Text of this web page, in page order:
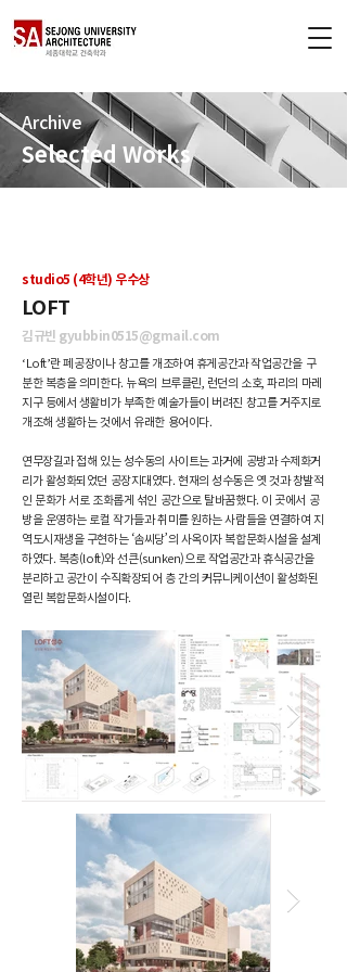
Archive
Selected Works
studio5 (4학년) 우수상
LOFT
김규빈 gyubbin0515@gmail.com
‘Loft’란 폐공장이나 창고를 개조하여 휴게공간과 작업공간을 구
분한 복층을 의미한다. 뉴욕의 브루클린, 런던의 소호, 파리의 마레
지구 등에서 생활비가 부족한 예술가들이 버려진 창고를 거주지로
개조해 생활하는 것에서 유래한 용어이다.
연무장길과 접해 있는 성수동의 사이트는 과거에 공방과 수제화거
리가 활성화되었던 공장지대였다. 현재의 성수동은 옛 것과 창발적
인 문화가 서로 조화롭게 섞인 공간으로 탈바꿈했다. 이 곳에서 공
방을 운영하는 로컬 작가들과 취미를 원하는 사람들을 연결하여 지
역도시재생을 구현하는 ‘솜씨당’의 사옥이자 복합문화시설을 설계
하였다. 복층(loft)와 선큰(sunken)으로 작업공간과 휴식공간을
분리하고 공간이 수직확장되어 층 간의 커뮤니케이션이 활성화된
열린 복합문화시설이다.